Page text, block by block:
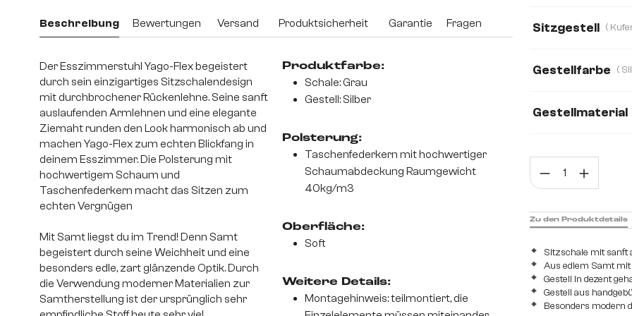
Teddystoff
Sitzgestell
Gestellfarbe
Gestellmaterial
Sitzschale mit sanft
Aus edlem Samt
Gestell in dezent
Gestell aus
Besonders modern
Zu den Produktdetails
Beschreibung Bewertungen Versand Produktsicherheit Garantie Fragen
Der Esszimmerstuhl Yago-Flex begeistert
durch sein einzigartiges Sitzschalendesign
mit durchbrochener Rückenlehne. Seine sanft
auslaufenden Armlehnen und eine elegante
Ziernaht runden den Look harmonisch ab und
machen Yago-Flex zum echten Blickfang in
deinem Esszimmer. Die Polsterung mit
hochwertigem Schaum und
Taschenfederkern macht das Sitzen zum
echten Vergnügen
Mit Samt liegst du im Trend! Denn Samt
begeistert durch seine Weichheit und eine
besonders edle, zart glänzende Optik. Durch
die Verwendung moderner Materialien zur
Samtherstellung ist der ursprünglich sehr
Produktfarbe:
Schale: Grau
Gestell: Silber
Polsterung:
Taschenfederkern mit hochwertiger
Schaumabdeckung Raumgewicht
40kg/m3
Oberfläche:
Soft
Weitere Details:
Montagehinweis: teilmontiert, die